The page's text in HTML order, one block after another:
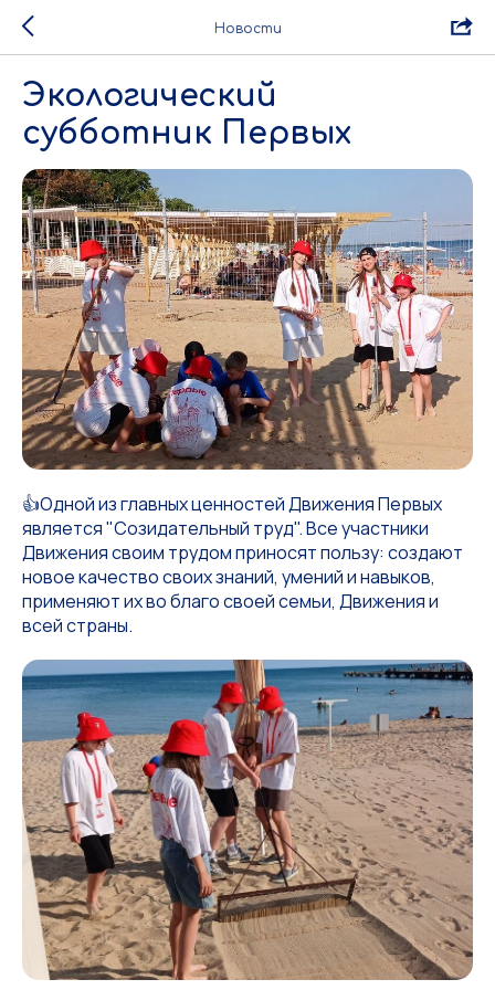
Новости
Экологический
субботник Первых
👍Одной из главных ценностей Движения Первых
является "Созидательный труд". Все участники
Движения своим трудом приносят пользу: создают
новое качество своих знаний, умений и навыков,
применяют их во благо своей семьи, Движения и
всей страны.